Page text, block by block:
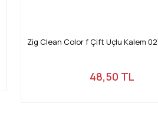
Zig Clean Color f Çift Uçlu Kalem
48,50 TL